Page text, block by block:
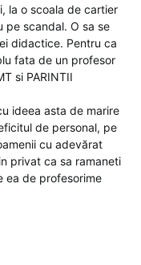
la o scoala de cartier
pe scandal. O sa se
didactice. Pentru ca
fata de un profesor
si PARINTII
ideea asta de marire
de personal, pe
cu adevărat
privat ca sa ramaneti
ea de profesorime